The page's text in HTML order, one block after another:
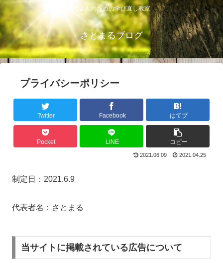
社会人のための学び直し教室
さとまるブログ
プライバシーポリシー
Twitter Facebook はてブ
Pocket LINE コピー
2021.06.09 2021.04.25
制定日：2021.6.9
代表者名：さとまる
当サイトに掲載されている広告について